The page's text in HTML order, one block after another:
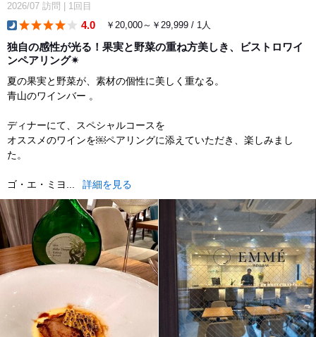
2026/07 訪問 1回目
4.0 ￥20,000～￥29,999 / 1人
独自の感性が光る！果実と野菜の重ね方美しき、ビストロワイ
ンペアリング✴︎
夏の果実と野菜が、素材の個性に美しく重なる。
青山のワインバー 。
ディナーにて、スペシャルコースを
オススメのワインを￼ペアリングに添えていただき、楽しみまし
た。
ゴ・エ・ミヨ... 詳細を見る